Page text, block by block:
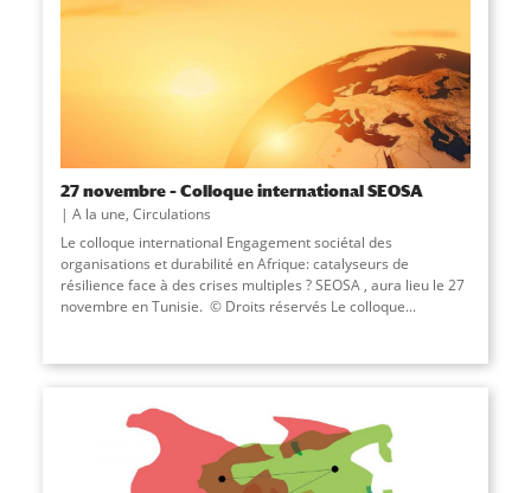
27 novembre – Colloque international SEOSA
A la une, Circulations
Le colloque international Engagement sociétal des
organisations et durabilité en Afrique: catalyseurs de
résilience face à des crises multiples ? SEOSA , aura lieu le 27
novembre en Tunisie. © Droits réservés Le colloque...